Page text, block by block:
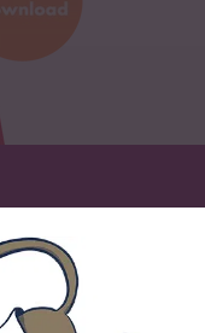
E-Mail
Kochwelten